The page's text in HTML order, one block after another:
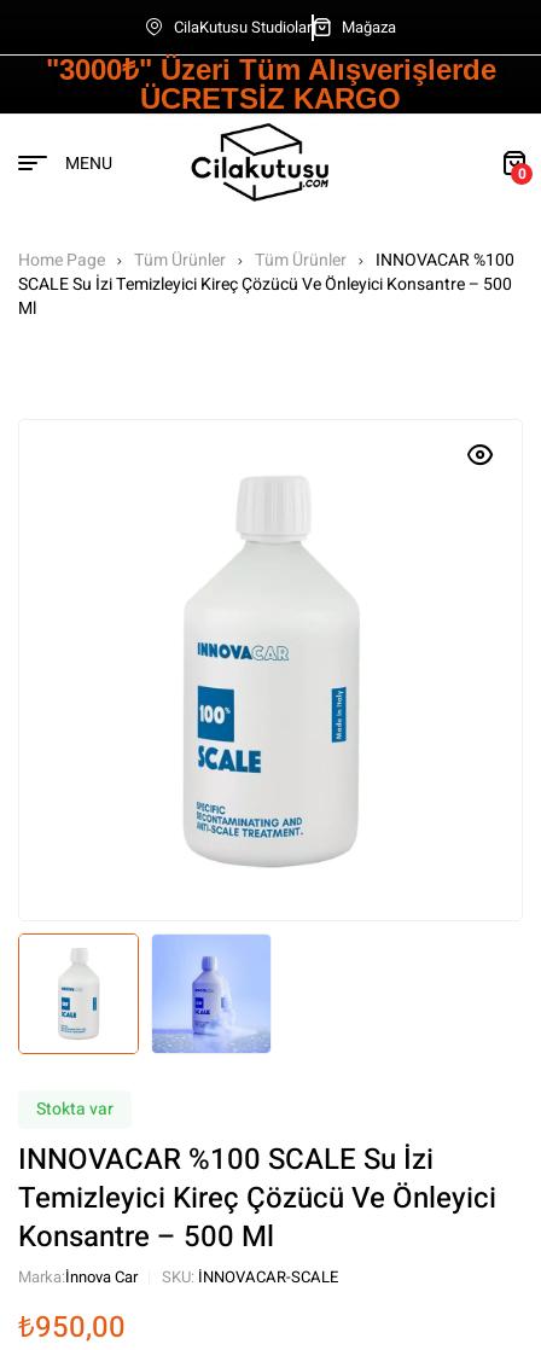
CilaKutusu Studiolar Mağaza
"3000₺" Üzeri Tüm Alışverişlerde
ÜCRETSİZ KARGO
MENU 0
Home Page Tüm Ürünler Tüm Ürünler
INNOVACAR %100
SCALE Su İzi Temizleyici Kireç Çözücü Ve Önleyici Konsantre – 500
Ml
Stokta var
INNOVACAR %100 SCALE Su İzi
Temizleyici Kireç Çözücü Ve Önleyici
Konsantre – 500 Ml
Marka:İnnova Car SKU: INNOVACAR-SCALE
₺950,00